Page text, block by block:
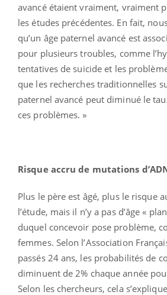
avancé étaient vraiment, vraiment
les études précédentes. En fait,
qu’un âge paternel avancé est
pour plusieurs troubles, comme
tentatives de suicide et les
que les recherches traditionnelles
paternel avancé peut diminué le
ces problèmes. »
Risque accru de mutations
Plus le père est âgé, plus le risque
l’étude, mais il n’y a pas d’âge «
duquel concevoir pose problème,
femmes. Selon l’Association
passés 24 ans, les probabilités de
diminuent de 2% chaque année
Selon les chercheurs, cela